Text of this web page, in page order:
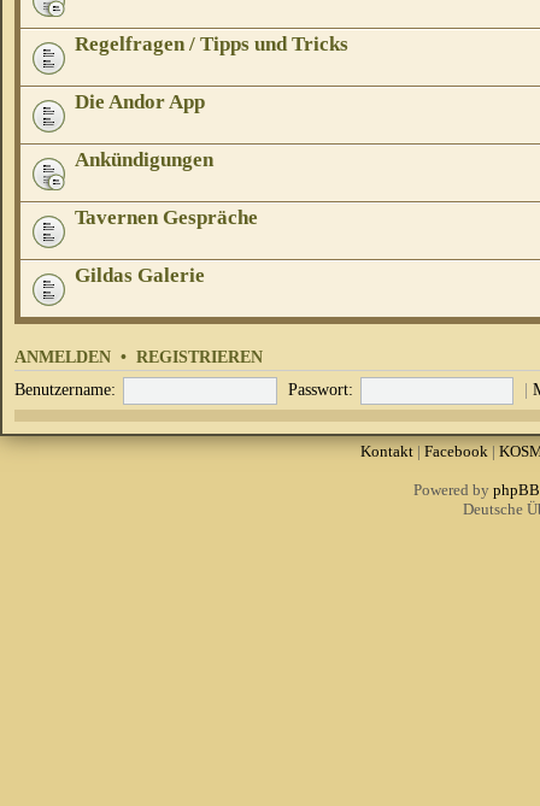
Regelfragen / Tipps und Tricks
Die Andor App
Ankündigungen
Tavernen Gespräche
Gildas Galerie
ANMELDEN • REGISTRIEREN
Benutzername: Passwort: |
Kontakt| Facebook|
Powered by phpBB
Deutsche